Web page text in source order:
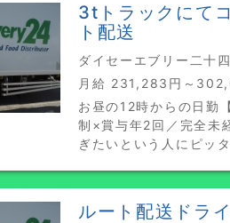
3tトラックにて
ト配送
ダイセーエブリー二十
月給 231,283円～
お昼の12時からの日勤
制×賞与年2回／完全未
ぎたいという人にピッタ
ルート配送ドラ